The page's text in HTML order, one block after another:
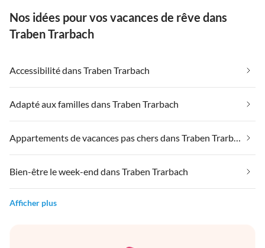
Nos idées pour vos vacances de rêve dans
Traben Trarbach
Accessibilité dans Traben Trarbach
Adapté aux familles dans Traben Trarbach
Appartements de vacances pas chers dans Traben Trarbach
Bien-être le week-end dans Traben Trarbach
Afficher plus